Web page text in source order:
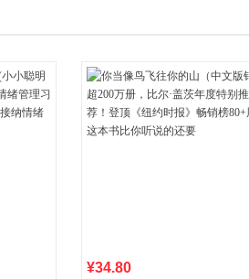
¥34.80